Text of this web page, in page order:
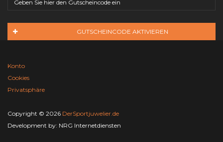
GUTSCHEINCODE AKTIVIEREN
Konto
Cookies
Privatsphäre
Copyright © 2026 DerSportjuwelier.de
Development by: NRG Internetdiensten